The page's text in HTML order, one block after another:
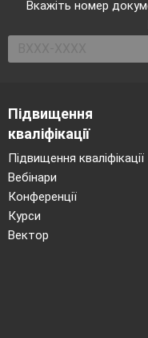
Вкажіть номер
Підвищення
кваліфікації
Підвищення кваліфікації
Вебінари
Конференції
Курси
Вектор